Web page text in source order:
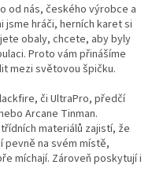
od nás, českého výrobce a
jsme hráči, herních karet si
obaly, chcete, aby byly
Proto vám přinášíme
mezi světovou špičku.
či UltraPro, předčí
Arcane Tinman.
materiálů zajistí, že
na svém místě,
míchají. Zároveň poskytují i